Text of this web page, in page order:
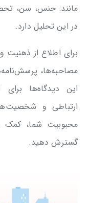
مانند: جنس، سن،
در این تحلیل دارد.
برای اطلاع از ذهنیت
مصاحبه‌ها،
این دیدگاه‌ها
ارتباطی و
محبوبیت شما،
گسترش دهید.